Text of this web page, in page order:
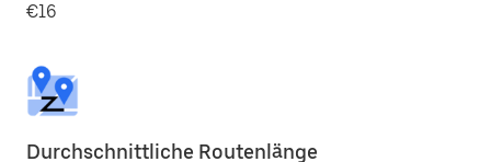
€16
Durchschnittliche Routenlänge